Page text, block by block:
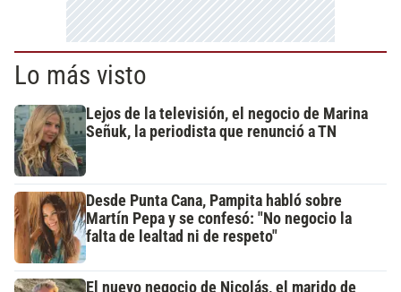
Lo más visto
Lejos de la televisión, el negocio de Marina
Señuk, la periodista que renunció a TN
Desde Punta Cana, Pampita habló sobre
Martín Pepa y se confesó: "No negocio la
falta de lealtad ni de respeto"
El nuevo negocio de Nicolás, el marido de